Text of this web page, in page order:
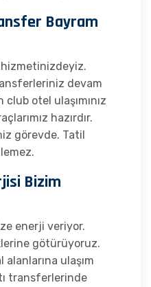
Bayram
devam
club otel ulaşımınız
hazırdır.
görevde. Tatil
Bizim
enerji veriyor.
götürüyoruz.
ulaşım
transferlerinde